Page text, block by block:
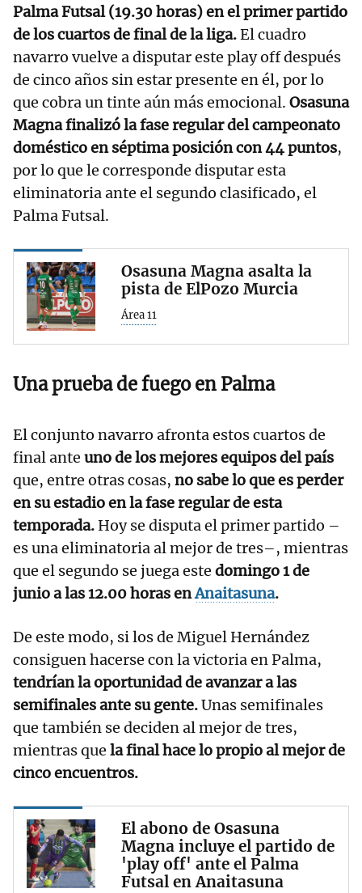
Palma Futsal (19.30 horas) en el primer partido
de los cuartos de final de la liga.El cuadro
navarro vuelve a disputar este play off después
de cinco años sin estar presente en él, por lo
que cobra un tinte aún más emocional. Osasuna
Magna finalizó la fase regular del campeonato
doméstico en séptima posición con 44 puntos,
por lo que le corresponde disputar esta
eliminatoria ante el segundo clasificado, el
Palma Futsal.
Osasuna Magna asalta la
pista de ElPozo Murcia
Área 11
Una prueba de fuego en Palma
El conjunto navarro afronta estos cuartos de
final ante uno de los mejores equipos del país
que, entre otras cosas, no sabe lo que es perder
en su estadio en la fase regular de esta
temporada. Hoy se disputa el primer partido –
es una eliminatoria al mejor de tres–, mientras
que el segundo se juega este domingo 1 de
junio a las 12.00 horas enAnaitasuna.
De este modo, si los de Miguel Hernández
consiguen hacerse con la victoria en Palma,
tendrían la oportunidad de avanzar a las
semifinales ante su gente.Unas semifinales
que también se deciden al mejor de tres,
mientras que la final hace lo propio al mejor de
cinco encuentros.
El abono de Osasuna
Magna incluye el partido de
'play off' ante el Palma
Futsal en Anaitasuna